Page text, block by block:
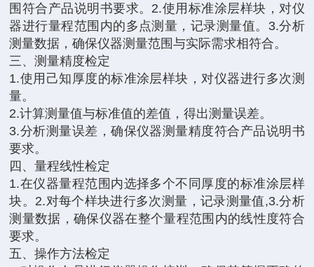
围符合产品说明书要求。2.使用标准涂层样块，对仪
器进行量程范围内的多点测量，记录测量值。3.分析
测量数据，确保仪器测量范围与实际需求相符合。
三、测量精度检定
1.使用己知厚度的标准涂层样块，对仪器进行多次测
量。
2.计算测量值与标准值的差值，得出测量误差。
3.分析测量误差，确保仪器测量精度符合产品说明书
要求。
四、量程线性检定
1.在仪器量程范围内选择多个不同厚度的标准涂层样
块。2.对每个样块进行多次测量，记录测量值,3.分析
测量数据，确保仪器在整个量程范围内的线性度符合
要求。
五、操作方法检定